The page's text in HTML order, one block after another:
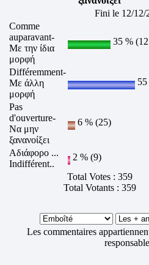
Fini le 12/12/
Comme
auparavant-
Με την ίδια
μορφή
35 %
Différemment-
Με άλλη
μορφή
Pas
d'ouverture-
Να μην
ξανανοίξει
6 % (25)
Αδιάφορο ...
Indifférent..
2 % (9)
Total Votes : 359
Total Votants : 359
Les commentaires